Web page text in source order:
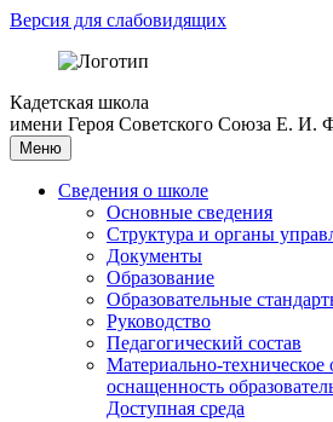
Версия для слабовидящих
Кадетская школа
имени Героя Советского Союза Е. И.
Меню
Сведения о школе
Основные сведения
Структура и органы
Документы
Образование
Образовательные
Руководство
Педагогический состав
Материально-техническое
оснащенность
Доступная среда